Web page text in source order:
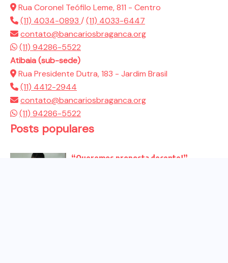
Rua Coronel Teófilo Leme, 811 - Centro
(11) 4034-0893 /(11) 4033-6447
contato@bancariosbraganca.org
(11) 94286-5522
Atibaia (sub-sede)
Rua Presidente Dutra, 183 - Jardim Brasil
(11) 4412-2944
contato@bancariosbraganca.org
(11) 94286-5522
Posts populares
“Queremos proposta decente!”